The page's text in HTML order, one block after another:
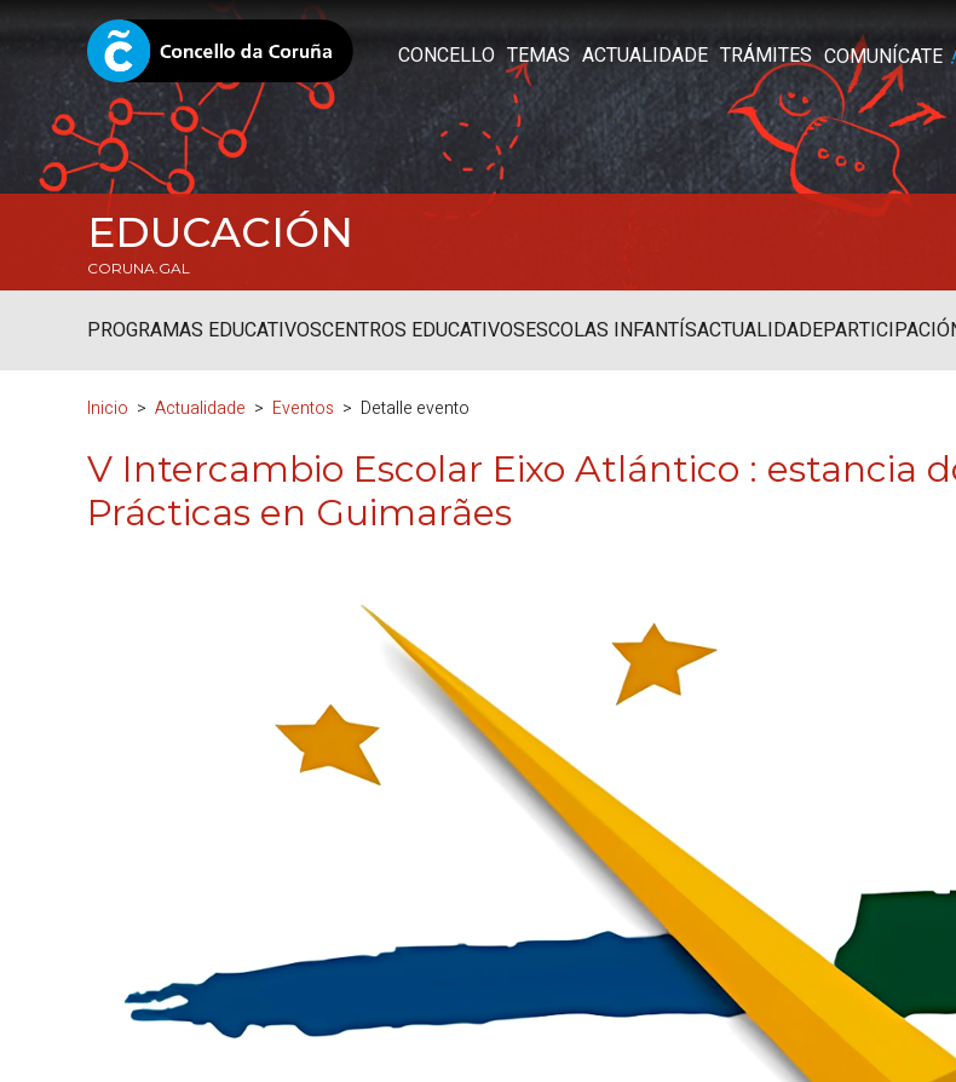
CONCELLO TEMAS ACTUALIDADE TRÁMITES COMUNÍCATE
EDUCACIÓN
CORUNA.GAL
PROGRAMAS EDUCATIVOSCENTROS EDUCATIVOSESCOLAS INFANTÍSACTUALIDADE
Inicio Actualidade Eventos Detalle evento
V Intercambio Escolar Eixo Atlántico : estancia
Prácticas en Guimarães